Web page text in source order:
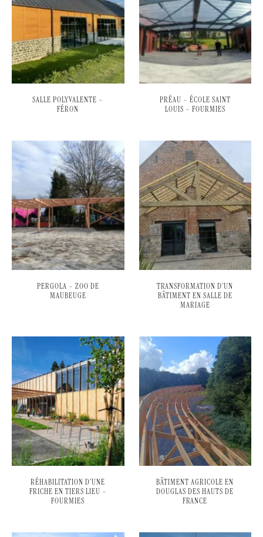
SALLE POLYVALENTE –
FÉRON
PRÉAU – ÉCOLE SAINT
LOUIS – FOURMIES
PERGOLA – ZOO DE
MAUBEUGE
TRANSFORMATION D’UN
BÂTIMENT EN SALLE DE
MARIAGE
RÉHABILITATION D’UNE
FRICHE EN TIERS LIEU –
FOURMIES
BÂTIMENT AGRICOLE EN
DOUGLAS DES HAUTS DE
FRANCE